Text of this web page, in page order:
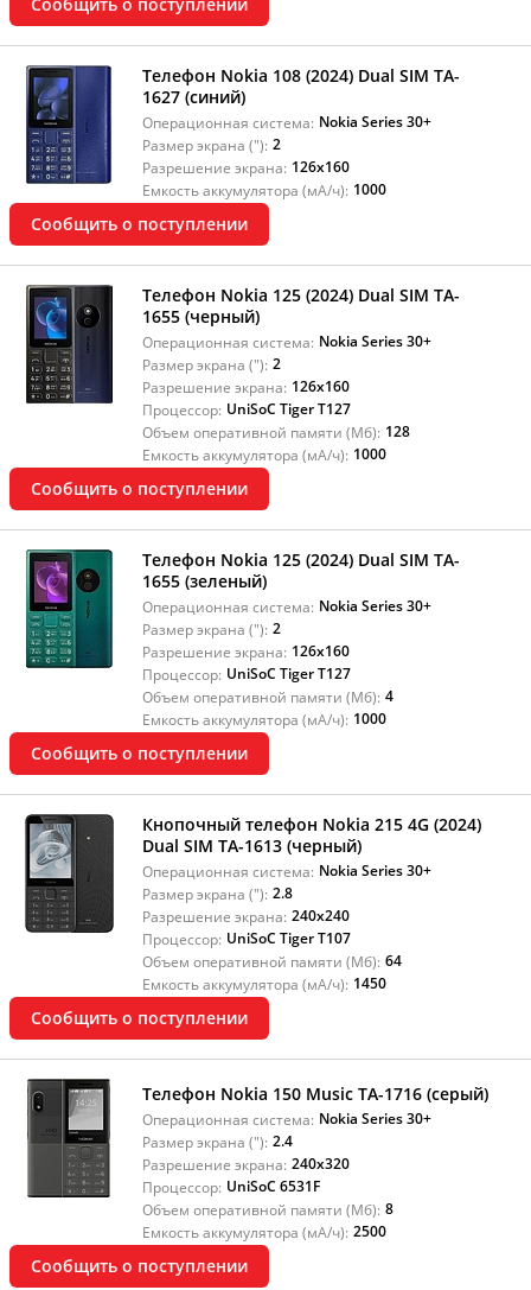
Телефон Nokia 108 (2024) Dual SIM TA-
1627 (синий)
Операционная система: Nokia Series 30+
Размер экрана ("): 2
Разрешение экрана: 126x160
Емкость аккумулятора (мА/ч): 1000
Сообщить о поступлении
Телефон Nokia 125 (2024) Dual SIM TA-
1655 (черный)
Операционная система: Nokia Series 30+
Размер экрана ("): 2
Разрешение экрана: 126x160
Процессор: UniSoC Tiger T127
Объем оперативной памяти (Мб): 128
Емкость аккумулятора (мА/ч): 1000
Сообщить о поступлении
Телефон Nokia 125 (2024) Dual SIM TA-
1655 (зеленый)
Операционная система: Nokia Series 30+
Размер экрана ("): 2
Разрешение экрана: 126x160
Процессор: UniSoC Tiger T127
Объем оперативной памяти (Мб): 4
Емкость аккумулятора (мА/ч): 1000
Сообщить о поступлении
Кнопочный телефон Nokia 215 4G (2024)
Dual SIM TA-1613 (черный)
Операционная система: Nokia Series 30+
Размер экрана ("): 2.8
Разрешение экрана: 240x240
Процессор: UniSoC Tiger T107
Объем оперативной памяти (Мб): 64
Емкость аккумулятора (мА/ч): 1450
Сообщить о поступлении
Телефон Nokia 150 Music TA-1716 (серый)
Операционная система: Nokia Series 30+
Размер экрана ("): 2.4
Разрешение экрана: 240x320
Процессор: UniSoC 6531F
Объем оперативной памяти (Мб): 8
Емкость аккумулятора (мА/ч): 2500
Сообщить о поступлении